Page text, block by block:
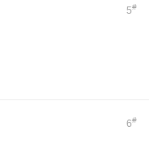
5#
6#